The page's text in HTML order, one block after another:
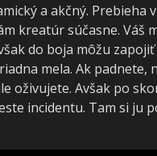
a akčný.
kreatúr súčasne. Váš
do boja môžu
mela. Ak padnete,
oživujete. Avšak po
incidentu. Tam si ju